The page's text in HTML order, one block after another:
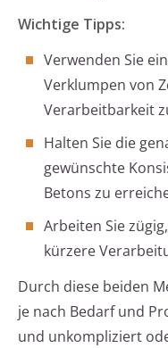
Wichtige Tipps:
Verwenden Sie
Verklumpen von
Verarbeitbarkeit
Halten Sie die
gewünschte
Betons zu
Arbeiten Sie
kürzere
Durch diese beiden
je nach Bedarf und
und unkompliziert